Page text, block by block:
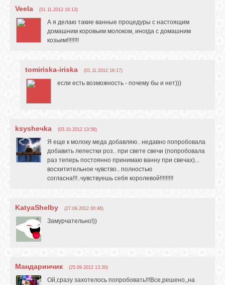
Veela (01.11.2012 16:13)
А я делаю такие ванные процедуры с настоящим
домашним коровьим молоком, иногда с домашним
козьим!!!!!!!!
tomiriska-iriska (01.11.2012 16:17)
если есть возможность - почему бы и нет)))
ksysheчka (03.10.2012 13:56)
Я еще к молоку меда добавляю.. недавно попробовала
добавить лепестки роз.. при свете свечи (попробовала
раз теперь постоянно принимаю ванну при свечах)...
восхитительное чувство.. полностью
согласна!!!..чувствуешь себя королевой!!!!!!!!!
KatyaShelby (27.09.2012 00:46)
Замурчательно!))
Мандаринчик (25.09.2012 13:30)
Ой,сразу захотелось попробовать!!!Все,решено,,на